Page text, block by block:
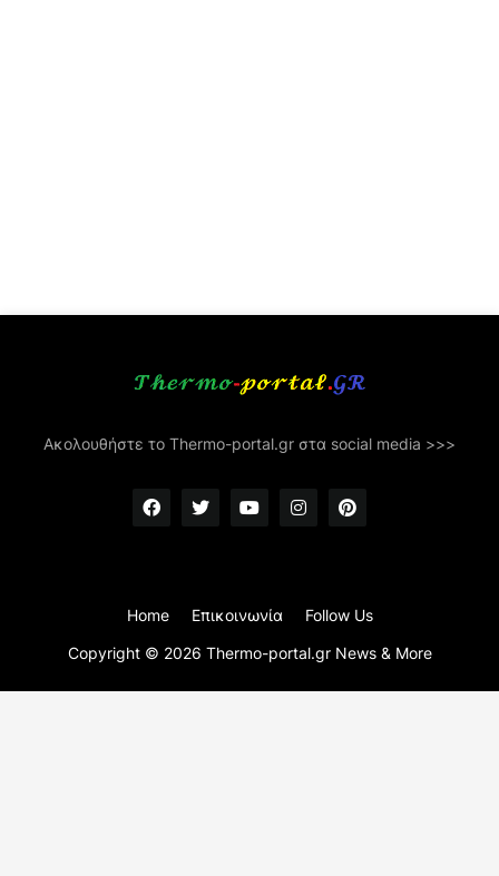
Ακολουθήστε το Thermo-portal.gr στα social media >>>
Copyright © 2026 Thermo-portal.gr News & More
Home Επικοινωνία Follow Us